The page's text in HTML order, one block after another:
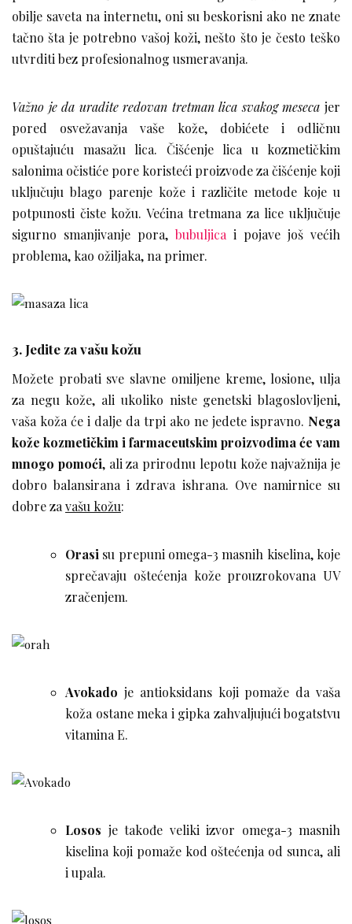
obilje saveta na internetu, oni su beskorisni ako ne znate
tačno šta je potrebno vašoj koži, nešto što je često teško
utvrditi bez profesionalnog usmeravanja.
Važno je da uradite redovan tretman lica svakog meseca jer
pored osvežavanja vaše kože, dobićete i odličnu
opuštajuću masažu lica. Čišćenje lica u kozmetičkim
salonima očistiće pore koristeći proizvode za čišćenje koji
uključuju blago parenje kože i različite metode koje u
potpunosti čiste kožu. Većina tretmana za lice uključuje
sigurno smanjivanje pora, bubuljica i pojave još većih
problema, kao ožiljaka, na primer.
3. Jedite za vašu kožu
Možete probati sve slavne omiljene kreme, losione, ulja
za negu kože, ali ukoliko niste genetski blagoslovljeni,
vaša koža će i dalje da trpi ako ne jedete ispravno. Nega
kože kozmetičkim i farmaceutskim proizvodima će vam
mnogo pomoći, ali za prirodnu lepotu kože najvažnija je
dobro balansirana i zdrava ishrana. Ove namirnice su
dobre zavašu kožu:
Orasi su prepuni omega-3 masnih kiselina, koje
sprečavaju oštećenja kože prouzrokovana UV
zračenjem.
Avokado je antioksidans koji pomaže da vaša
koža ostane meka i gipka zahvaljujući bogatstvu
vitamina E.
Losos je takođe veliki izvor omega-3 masnih
kiselina koji pomaže kod oštećenja od sunca, ali
i upala.